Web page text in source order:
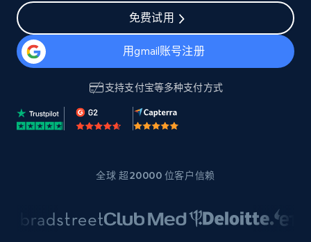
免费试用
用gmail账号注册
支持支付宝等多种支付方式
全球 超20000 位客户信赖